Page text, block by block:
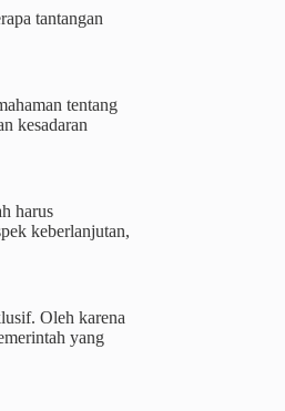
tantangan
tentang
kesadaran
harus
keberlanjutan,
Oleh karena
yang